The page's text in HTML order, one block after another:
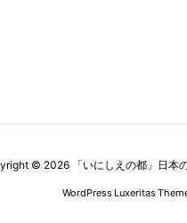
© 2026 「いにしえの都」日本
WordPress Luxeritas